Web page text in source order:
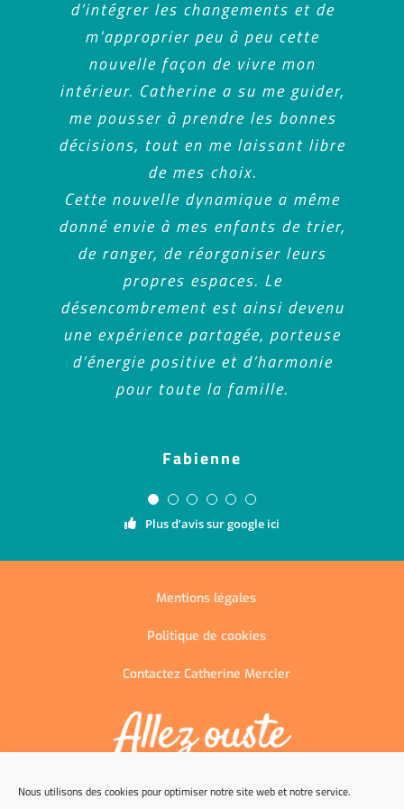
Nous utilisons des cookies pour optimiser notre site web et notre service.
d’intégrer les changements et de
m’approprier peu à peu cette
nouvelle façon de vivre mon
intérieur. Catherine a su me guider,
me pousser à prendre les bonnes
décisions, tout en me laissant libre
de mes choix.
Cette nouvelle dynamique a même
donné envie à mes enfants de trier,
de ranger, de réorganiser leurs
propres espaces. Le
désencombrement est ainsi devenu
une expérience partagée, porteuse
d’énergie positive et d’harmonie
pour toute la famille.
Fabienne
compliqué pour moi… un grand
MERCI à elle !!!
Vanessa
transmet des conseils très
pertinents.
Laetitia
sentir plus sereine et plus forte.
C’est un chemin très intéressant qui
permet de voir les choses sous un
autre angle et aide à se (re)trouver.
Je conseille ce coaching afin de
retrouver le sentient « d’avoir les
cartes en main ».
Anne
pouvoir faire le tri et me
débarrasser du superflu : de choses
et papiers amassés depuis plus de
20 ans ! On a été jusqu’au bout, je
repars sur des bases saines et j’ai
vendu ma maison, le long du lac
d’Annecy, grâce à sa aide et celle
d’un agent immobilier IAD qui
travaille avec elle.
Si j’avais à utiliser à nouveau ses
services, je le ferai sans hésiter.
Olivier
Sophie
Plus d’avis sur google ici
Mentions légales
Politique de cookies
Contactez Catherine Mercier